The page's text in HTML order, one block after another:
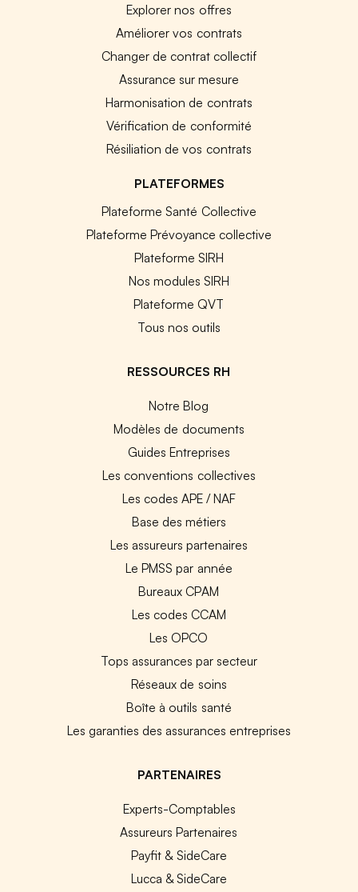
Explorer nos offres
Améliorer vos contrats
Changer de contrat collectif
Assurance sur mesure
Harmonisation de contrats
Vérification de conformité
Résiliation de vos contrats
PLATEFORMES
Plateforme Santé Collective
Plateforme Prévoyance collective
Plateforme SIRH
Nos modules SIRH
Plateforme QVT
Tous nos outils
RESSOURCES RH
Notre Blog
Modèles de documents
Guides Entreprises
Les conventions collectives
Les codes APE / NAF
Base des métiers
Les assureurs partenaires
Le PMSS par année
Bureaux CPAM
Les codes CCAM
Les OPCO
Tops assurances par secteur
Réseaux de soins
Boîte à outils santé
Les garanties des assurances entreprises
PARTENAIRES
Experts-Comptables
Assureurs Partenaires
Payfit & SideCare
Lucca & SideCare